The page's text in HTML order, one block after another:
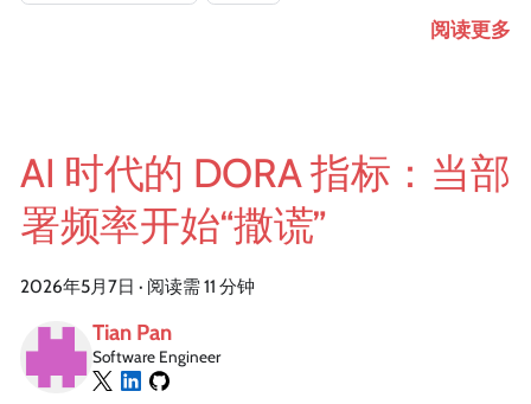
阅读更多
AI 时代的 DORA 指标：当部
署频率开始“撒谎”
2026年5月7日 · 阅读需 11 分钟
Tian Pan
Software Engineer